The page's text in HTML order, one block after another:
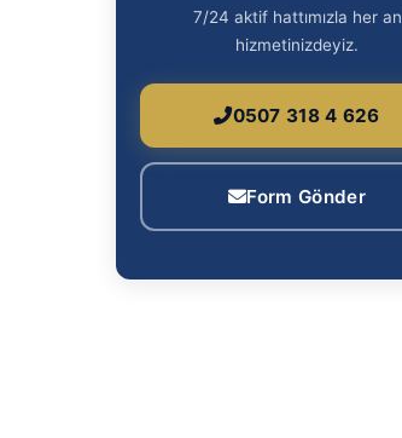
7/24 aktif hattımızla her an
hizmetinizdeyiz.
0507 318 4 626
Form Gönder